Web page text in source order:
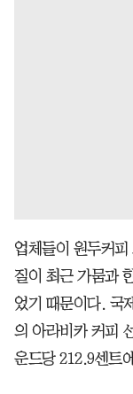
업체들이 원두커
질이 최근 가뭄과
었기 때문이다. 국
의 아라비카 커피
운드당 212.9센트